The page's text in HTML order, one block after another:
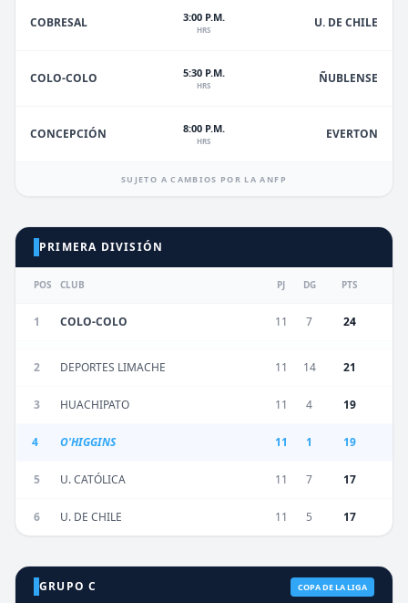
COBRESAL 3:00 P.M.
HRS U. DE CHILE
COLO-COLO 5:30 P.M.
HRS ÑUBLENSE
CONCEPCIÓN 8:00 P.M.
HRS EVERTON
SUJETO A CAMBIOS POR LA ANFP
PRIMERA DIVISIÓN
POS CLUB PJ DG PTS
1 COLO-COLO 11 7 24
2 DEPORTES LIMACHE 11 14 21
3 HUACHIPATO 11 4 19
4 O'HIGGINS 11 1 19
5 U. CATÓLICA 11 7 17
6 U. DE CHILE 11 5 17
GRUPO C COPA DE LA LIGA